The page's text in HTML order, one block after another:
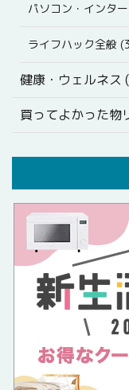
パソコン・インタ
ライフハック全般
健康・ウェルネス
買ってよかった物